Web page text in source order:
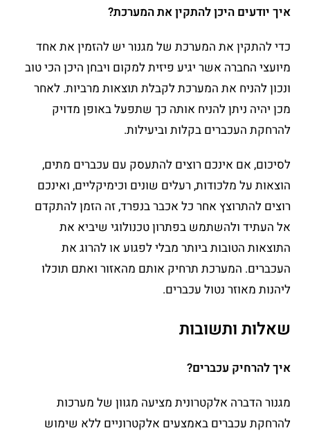
איך יודעים היכן להתקין את המערכת?
כדי להתקין את המערכת של מגנור יש להזמין את אחד
מיועצי החברה אשר יגיע פיזית למקום ויבחן היכן הכי טוב
ונכון להניח את המערכת לקבלת תוצאות מרביות. לאחר
מכן יהיה ניתן להניח אותה כך שתפעל באופן מדויק
להרחקת העכברים בקלות וביעילות.
לסיכום, אם אינכם רוצים להתעסק עם עכברים מתים,
הוצאות על מלכודות, רעלים שונים וכימיקליים, ואינכם
רוצים להתרוצץ אחר כל אכבר בנפרד, זה הזמן להתקדם
אל העתיד ולהשתמש בפתרון טכנולוגי שיביא את
התוצאות הטובות ביותר מבלי לפגוע או להרוג את
העכברים. המערכת תרחיק אותם מהאזור ואתם תוכלו
ליהנות מאוזר נטול עכברים.
שאלות ותשובות
איך להרחיק עכברים?
מגנור הדברה אלקטרונית מציעה מגוון של מערכות
להרחקת עכברים באמצעים אלקטרוניים ללא שימוש